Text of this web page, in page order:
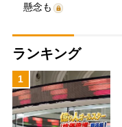
懸念も
ランキング
1